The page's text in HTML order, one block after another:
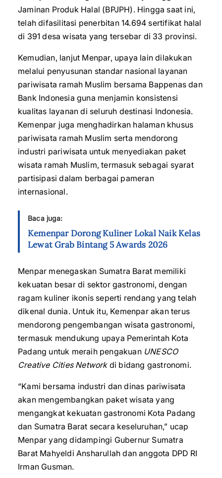
Jaminan Produk Halal (BPJPH). Hingga saat ini,
telah difasilitasi penerbitan 14.694 sertifikat halal
di 391 desa wisata yang tersebar di 33 provinsi.
Kemudian, lanjut Menpar, upaya lain dilakukan
melalui penyusunan standar nasional layanan
pariwisata ramah Muslim bersama Bappenas dan
Bank Indonesia guna menjamin konsistensi
kualitas layanan di seluruh destinasi Indonesia.
Kemenpar juga menghadirkan halaman khusus
pariwisata ramah Muslim serta mendorong
industri pariwisata untuk menyediakan paket
wisata ramah Muslim, termasuk sebagai syarat
partisipasi dalam berbagai pameran
internasional.
Baca juga:
Kemenpar Dorong Kuliner Lokal Naik Kelas
Lewat Grab Bintang 5 Awards 2026
Menpar menegaskan Sumatra Barat memiliki
kekuatan besar di sektor gastronomi, dengan
ragam kuliner ikonis seperti rendang yang telah
dikenal dunia. Untuk itu, Kemenpar akan terus
mendorong pengembangan wisata gastronomi,
termasuk mendukung upaya Pemerintah Kota
Padang untuk meraih pengakuan UNESCO
Creative Cities Networkdi bidang gastronomi.
“Kami bersama industri dan dinas pariwisata
akan mengembangkan paket wisata yang
mengangkat kekuatan gastronomi Kota Padang
dan Sumatra Barat secara keseluruhan,” ucap
Menpar yang didampingi Gubernur Sumatra
Barat Mahyeldi Ansharullah dan anggota DPD RI
Irman Gusman.